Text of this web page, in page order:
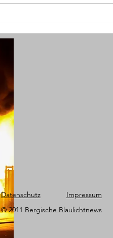
Datenschutz
Impressum
© 2011 Bergische Blaulichtnews